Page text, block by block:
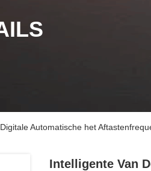
Automatische het
Intelligente Van